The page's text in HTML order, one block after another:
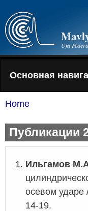
Skip
to
main
content
Ufa
Основная
Home
Публикации
Ильгамов
осевом
14-19.